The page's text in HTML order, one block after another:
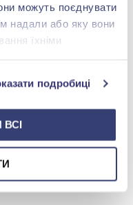
можуть поєднувати
надали або яку вони
їхніми
подробиці